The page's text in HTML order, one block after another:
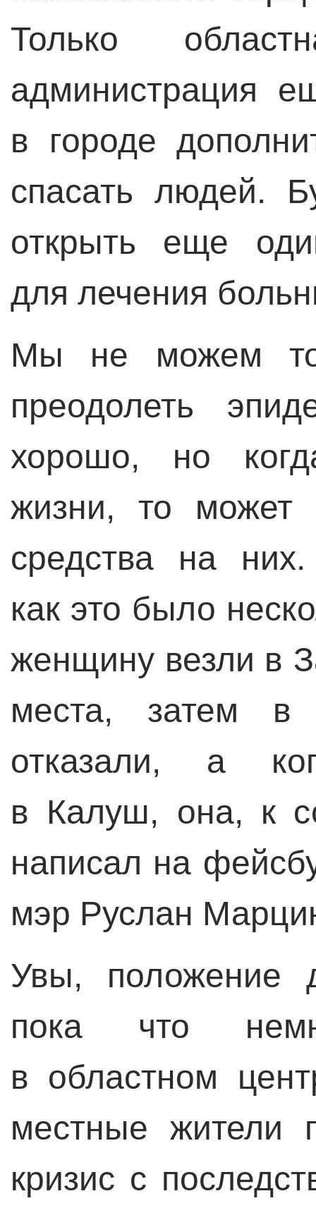
Только
администрация
в городе
спасать людей.
открыть еще
для лечения
Мы не можем
преодолеть
хорошо, но
жизни, то может
средства на
как это было
женщину везли в
места, затем
отказали, а
в Калуш, она, к
написал на
мэр Руслан
Увы, положение
пока что
в областном
местные жители
кризис с